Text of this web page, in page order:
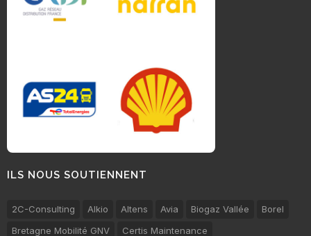
ILS NOUS SOUTIENNENT
2C-Consulting Alkio Altens Avia Biogaz Vallée
Borel
Bretagne Mobilité GNV
Certis Maintenance